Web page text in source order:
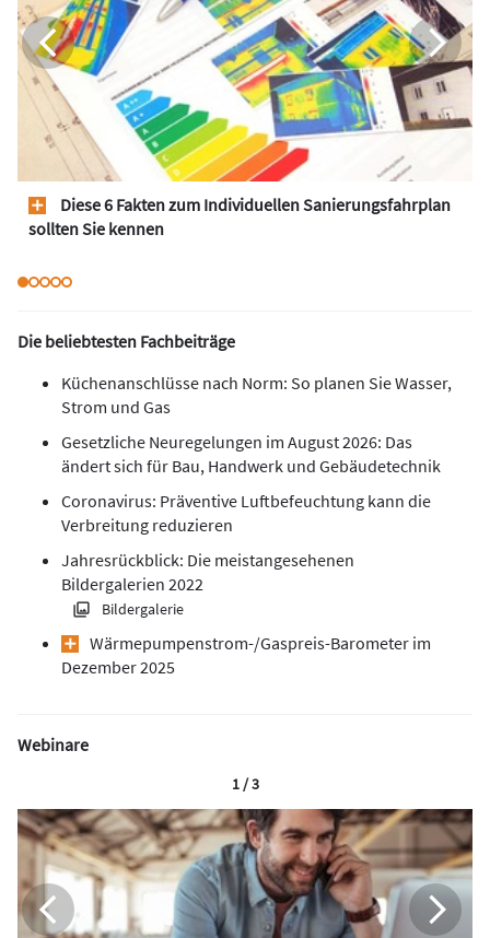
Diese 6 Fakten zum Individuellen Sanierungsfahrplan
sollten Sie kennen
Die beliebtesten Fachbeiträge
Küchenanschlüsse nach Norm: So planen Sie Wasser,
Strom und Gas
Gesetzliche Neuregelungen im August 2026: Das
ändert sich für Bau, Handwerk und Gebäudetechnik
Coronavirus: Präventive Luftbefeuchtung kann die
Verbreitung reduzieren
Jahresrückblick: Die meistangesehenen
Bildergalerien 2022
Bildergalerie
Wärmepumpen­strom-/Gas­preis­-Baro­meter im
Dezember 2025
Webinare
1 / 3